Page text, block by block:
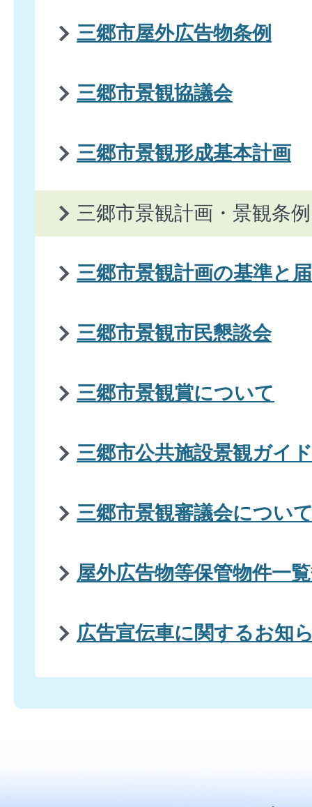
三郷市屋外広告物条例
三郷市景観協議会
三郷市景観形成基本計画
三郷市景観計画・景観条例
三郷市景観計画の基準と
三郷市景観市民懇談会
三郷市景観賞について
三郷市公共施設景観ガイ
三郷市景観審議会につい
屋外広告物等保管物件一
広告宣伝車に関するお知